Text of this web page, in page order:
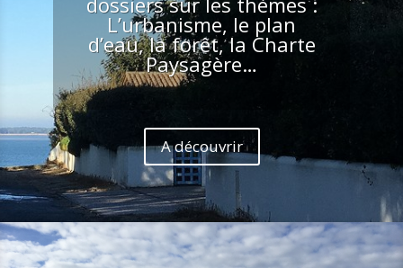
L’urbanisme, le plan
d’eau, la forêt, la Charte
Paysagère…
A découvrir